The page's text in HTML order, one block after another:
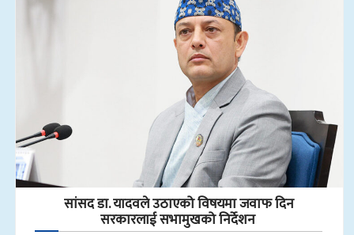
सांसद डा‍‍. यादवले उठाएको विषयमा जवाफ दिन
सरकारलाई सभामुखको निर्देशन